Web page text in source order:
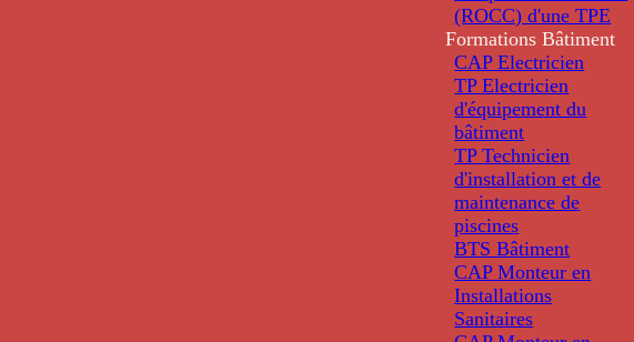
(ROCC) d'une TPE
Formations Bâtiment
CAP Electricien
TP Electricien
d'équipement du
bâtiment
TP Technicien
d'installation et de
maintenance de
piscines
BTS Bâtiment
CAP Monteur en
Installations
Sanitaires